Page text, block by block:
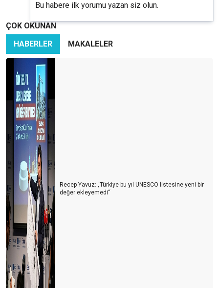
Bu habere ilk yorumu yazan siz olun.
ÇOK OKUNAN
HABERLER
MAKALELER
Recep Yavuz: ‚‘Türkiye bu yıl UNESCO listesine yeni bir
değer ekleyemedi‘‘